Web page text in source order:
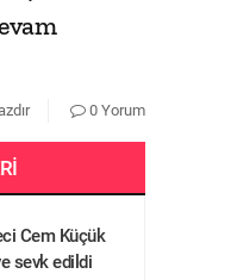
0 Yorum
Cem Küçük
sevk edildi